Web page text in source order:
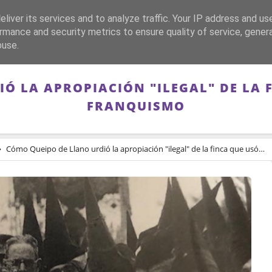
FRANQUISMO GUERRA DE ESPAÑA MEMORIA
LA APROPIACIÓN "ILEGAL" DE LA
FRANQUISMO
Cómo Queipo de Llano urdió la apropiación "ilegal" de la finca que usó esclavos del franquismo
its services and to analyze traffic. Your IP address and
and security metrics to ensure quality of service,